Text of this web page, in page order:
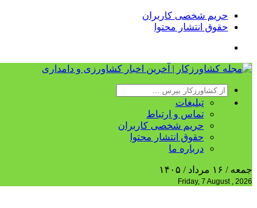
حریم شخصی کاربران
حقوق انتشار محتوا
تبلیغات
تماس و ارتباط
حریم شخصی کاربران
حقوق انتشار محتوا
درباره ما
جمعه / ۱۶ مرداد / ۱۴۰۵
Friday, 7 August , 2026